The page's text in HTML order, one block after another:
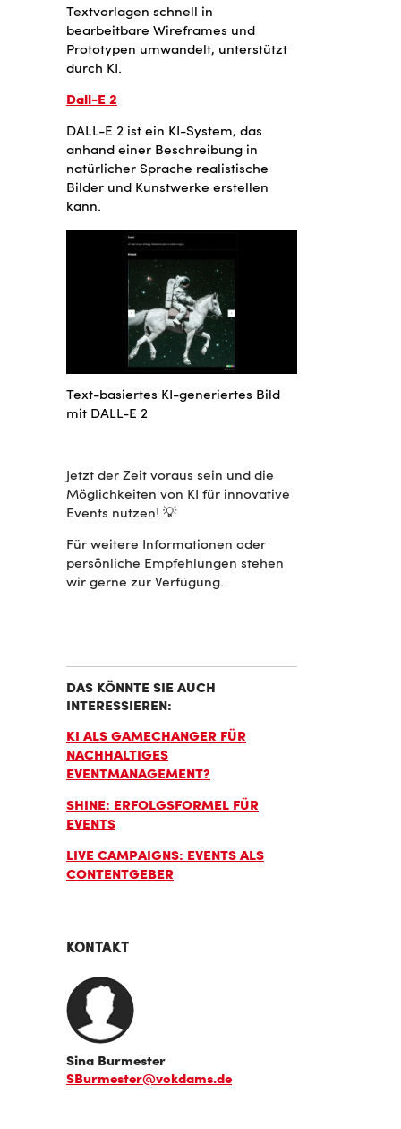
Textvorlagen schnell in
bearbeitbare Wireframes und
Prototypen umwandelt, unterstützt
durch KI.
Dall-E 2
DALL-E 2 ist ein KI-System, das
anhand einer Beschreibung in
natürlicher Sprache realistische
Bilder und Kunstwerke erstellen
kann.
Text-basiertes KI-generiertes Bild
mit DALL-E 2
Jetzt der Zeit voraus sein und die
Möglichkeiten von KI für innovative
Events nutzen! 💡
Für weitere Informationen oder
persönliche Empfehlungen stehen
wir gerne zur Verfügung.
DAS KÖNNTE SIE AUCH
INTERESSIEREN:
KI ALS GAMECHANGER FÜR
NACHHALTIGES
EVENTMANAGEMENT?
SHINE: ERFOLGSFORMEL FÜR
EVENTS
LIVE CAMPAIGNS: EVENTS ALS
CONTENTGEBER
KONTAKT
Sina Burmester
SBurmester@vokdams.de